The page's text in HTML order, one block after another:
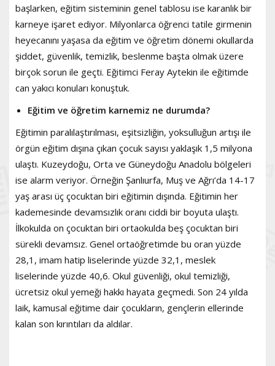
başlarken, eğitim sisteminin genel tablosu ise karanlık bir
karneye işaret ediyor. Milyonlarca öğrenci tatile girmenin
heyecanını yaşasa da eğitim ve öğretim dönemi okullarda
şiddet, güvenlik, temizlik, beslenme başta olmak üzere
birçok sorun ile geçti. Eğitimci Feray Aytekin ile eğitimde
can yakıcı konuları konuştuk.
Eğitim ve öğretim karnemiz ne durumda?
Eğitimin paralılaştırılması, eşitsizliğin, yoksulluğun artışı ile
örgün eğitim dışına çıkan çocuk sayısı yaklaşık 1,5 milyona
ulaştı. Kuzeydoğu, Orta ve Güneydoğu Anadolu bölgeleri
ise alarm veriyor. Örneğin Şanlıurfa, Muş ve Ağrı’da 14-17
yaş arası üç çocuktan biri eğitimin dışında. Eğitimin her
kademesinde devamsızlık oranı ciddi bir boyuta ulaştı.
İlkokulda on çocuktan biri ortaokulda beş çocuktan biri
sürekli devamsız. Genel ortaöğretimde bu oran yüzde
28,1, imam hatip liselerinde yüzde 32,1, meslek
liselerinde yüzde 40,6. Okul güvenliği, okul temizliği,
ücretsiz okul yemeği hakkı hayata geçmedi. Son 24 yılda
laik, kamusal eğitime dair çocukların, gençlerin ellerinde
kalan son kırıntıları da aldılar.